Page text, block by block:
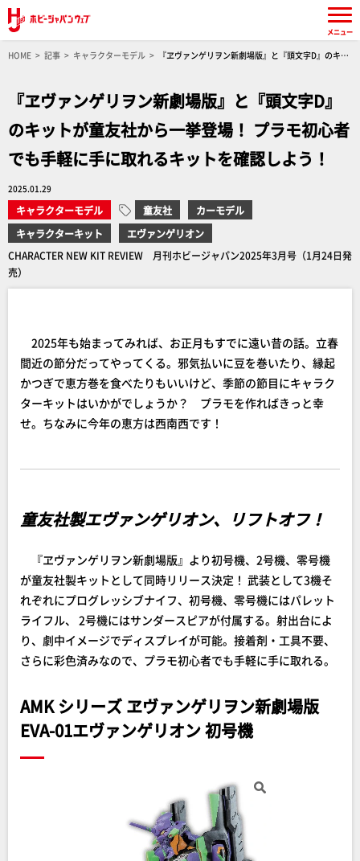
HOME 記事 キャラクターモデル
『ヱヴァンゲリヲン新劇場版』と『頭文字D』のキッ
『ヱヴァンゲリヲン新劇場版』と『頭文字D』
のキットが童友社から一挙登場！ プラモ初心者
でも手軽に手に取れるキットを確認しよう！
2025.01.29
キャラクターモデル 童友社
カーモデル
キャラクターキット
エヴァンゲリオン
CHARACTER NEW KIT REVIEW 月刊ホビージャパン2025年3月号（1月24日発
売）
2025年も始まってみれば、お正月もすでに遠い昔の話。立春
間近の節分だってやってくる。邪気払いに豆を巻いたり、縁起
かつぎで恵方巻を食べたりもいいけど、季節の節目にキャラク
ターキットはいかがでしょうか？ プラモを作ればきっと幸
せ。ちなみに今年の恵方は西南西です！
童友社製エヴァンゲリオン、リフトオフ！
『ヱヴァンゲリヲン新劇場版』より初号機、2号機、零号機
が童友社製キットとして同時リリース決定！ 武装として3機そ
れぞれにプログレッシブナイフ、初号機、零号機にはパレット
ライフル、 2号機にはサンダースピアが付属する。射出台によ
り、劇中イメージでディスプレイが可能。接着剤・工具不要、
さらに彩色済みなので、プラモ初心者でも手軽に手に取れる。
AMK シリーズ ヱヴァンゲリヲン新劇場版
EVA-01エヴァンゲリオン 初号機
メニュー